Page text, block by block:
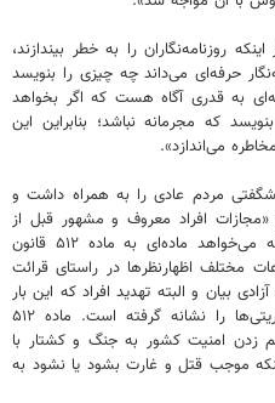
روزنامه‌نگاران را به خطر بیندازند،
حرفه‌ای می‌داند چه چیزی را بنویسد
به قدری آگاه هست که اگر بخواهد
که مجرمانه نباشد؛ بنابراین این
می‌اندازد».
مردم عادی را به همراه داشت و
افراد معروف و مشهور قبل از
اظهارنظر مقامات رسمی» بود. طرحی که می‌خواهد ماده‌ای به ماده ۵۱۲ قانون
مختلف اظهارنظرها در راستای قرائت
بیان و البته تهدید افراد که این بار
افراد مشهور و یا به قولی همان سلبریتی‌ها را نشانه گرفته است. ماده ۵۱۲
زدن امنیت کشور به جنگ و کشتار با
موجب قتل و غارت‌ بشود یا نشود به